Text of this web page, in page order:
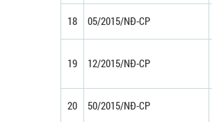
18 05/2015/NĐ-CP
19 12/2015/NĐ-CP
20 50/2015/NĐ-CP